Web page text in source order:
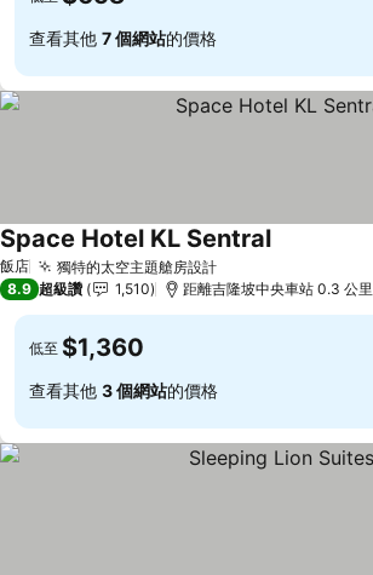
查看其他 7 個網站的價格
飯店 獨特的太空主題艙房設計查看價格
Space Hotel KL Sentral查看價格
8.9 超級讚 1,510 距離吉隆坡中央車站 0.3 公里
低至 $1,360
查看其他 3 個網站的價格